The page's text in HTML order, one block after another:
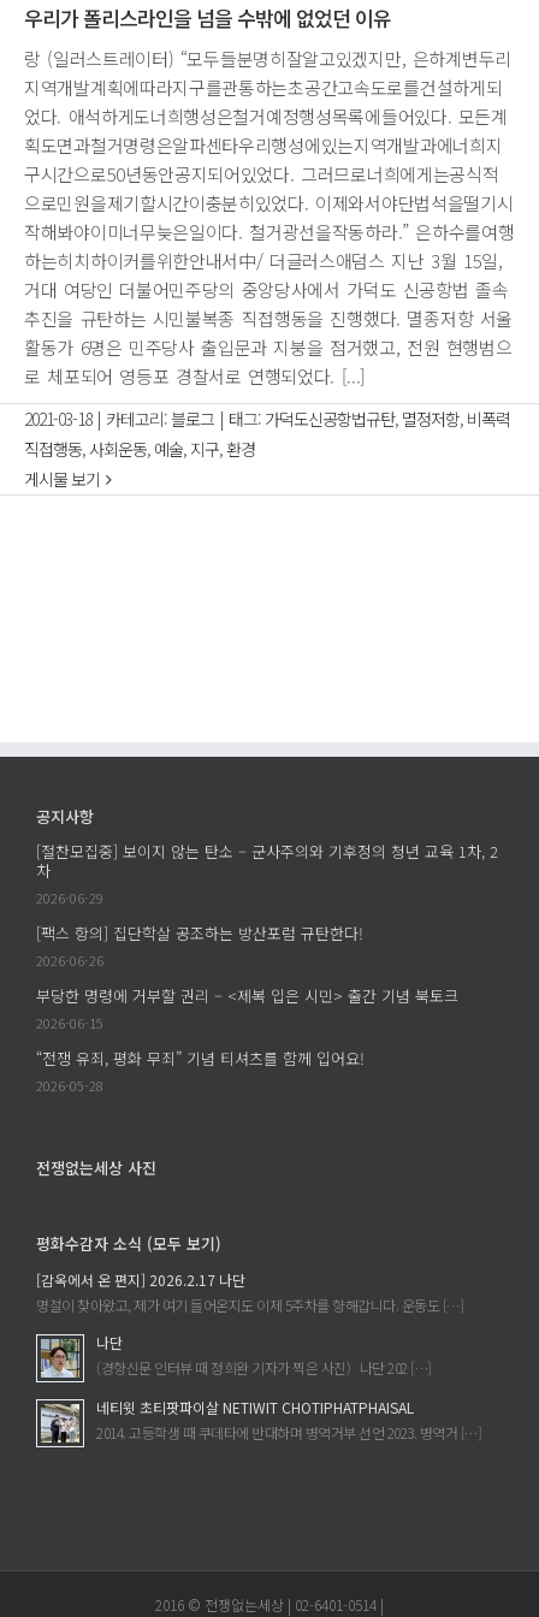
우리가 폴리스라인을 넘을 수밖에 없었던 이유
랑 (일러스트레이터) “모두들분명히잘알고있겠지만, 은하계변두리
지역개발계획에따라지구를관통하는초공간고속도로를건설하게되
었다. 애석하게도너희행성은철거예정행성목록에들어있다. 모든계
획도면과철거명령은알파센타우리행성에있는지역개발과에너희지
구시간으로50년동안공지되어있었다. 그러므로너희에게는공식적
으로민원을제기할시간이충분히있었다. 이제와서야단법석을떨기시
작해봐야이미너무늦은일이다. 철거광선을작동하라.” 은하수를여행
하는히치하이커를위한안내서中/ 더글러스애덤스 지난 3월 15일,
거대 여당인 더불어민주당의 중앙당사에서 가덕도 신공항법 졸속
추진을 규탄하는 시민불복종 직접행동을 진행했다. 멸종저항 서울
활동가 6명은 민주당사 출입문과 지붕을 점거했고, 전원 현행범으
로 체포되어 영등포 경찰서로 연행되었다. [...]
2021-03-18 | 카테고리:블로그 | 태그: 가덕도신공항법규탄, 멸정저항, 비폭력
직접행동,사회운동, 예술, 지구,환경
게시물 보기
공지사항
[절찬모집중] 보이지 않는 탄소 – 군사주의와 기후정의 청년 교육 1차, 2
차
2026-06-29
[팩스 항의] 집단학살 공조하는 방산포럼 규탄한다!
2026-06-26
부당한 명령에 거부할 권리 – <제복 입은 시민> 출간 기념 북토크
2026-06-15
“전쟁 유죄, 평화 무죄” 기념 티셔츠를 함께 입어요!
2026-05-28
전쟁없는세상 사진
평화수감자 소식 (모두 보기)
[감옥에서 온 편지] 2026.2.17 나단
명절이 찾아왔고, 제가 여기 들어온지도 이제 5주차를 향해갑니다. 운동도 […]
나단
(경향신문 인터뷰 때 정희완 기자가 찍은 사진) 나단 202 […]
네티윗 초티팟파이살 NETIWIT CHOTIPHATPHAISAL
2014. 고등학생 때 쿠데타에 반대하며 병역거부 선언 2023. 병역거 […]
2016 © 전쟁없는세상 | 02-6401-0514 |